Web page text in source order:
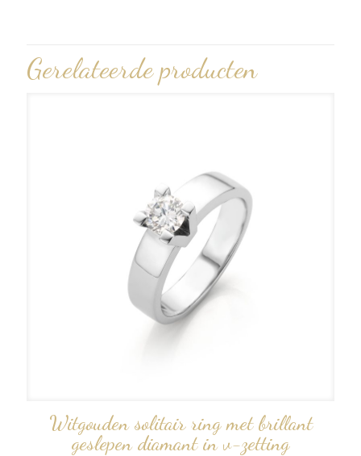
Gerelateerde producten
Witgouden solitair ring met brillant
geslepen diamant in v-zetting